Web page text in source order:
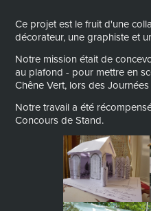
Ce projet est le fruit d'une
décorateur, une graphiste et
Notre mission était de
au plafond - pour mettre en
Chêne Vert, lors des
Notre travail a été
Concours de Stand.